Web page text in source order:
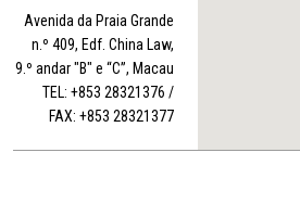
Avenida da Praia Grande
n.º 409, Edf. China Law,
9.º andar "B" e “C”, Macau
TEL: +853 28321376 /
FAX: +853 28321377